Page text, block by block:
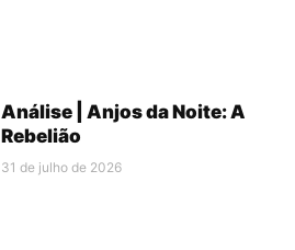
Análise | Anjos da Noite: A
Rebelião
31 de julho de 2026